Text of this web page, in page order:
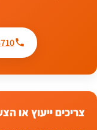
צריכים ייעוץ או